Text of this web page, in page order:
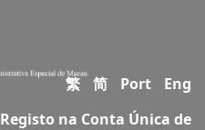
繁 简 Port
Eng
Registo na Conta Única de